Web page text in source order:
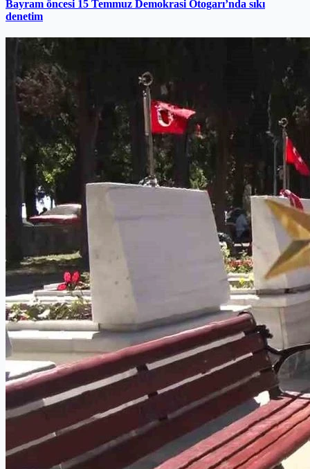
Bayram öncesi 15 Temmuz Demokrasi Otogarı’nda sıkı
denetim